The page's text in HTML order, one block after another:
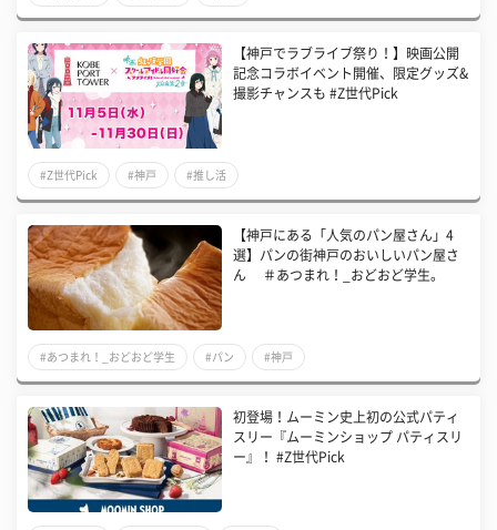
【神戸でラブライブ祭り！】映画公開
記念コラボイベント開催、限定グッズ&
撮影チャンスも #Z世代Pick
#Z世代Pick #神戸 #推し活
【神戸にある「人気のパン屋さん」4
選】パンの街神戸のおいしいパン屋さ
ん ＃あつまれ！_おどおど学生。
#あつまれ！_おどおど学生 #パン #神戸
初登場！ムーミン史上初の公式パティ
スリー『ムーミンショップ パティスリ
ー』！ #Z世代Pick